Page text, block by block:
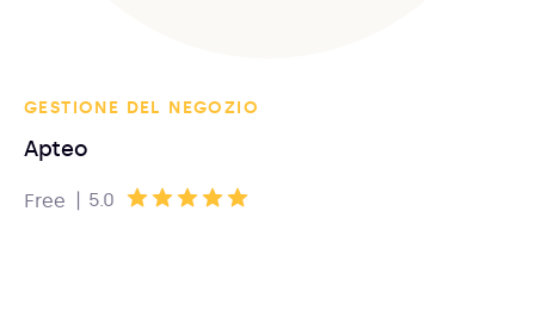
GESTIONE DEL NEGOZIO
Apteo
Free | 5.0